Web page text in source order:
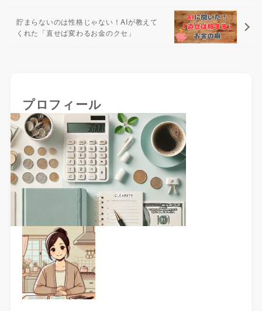
貯まらないのは性格じゃない！AIが教えて
くれた「直せば変わるお金のクセ」
プロフィール